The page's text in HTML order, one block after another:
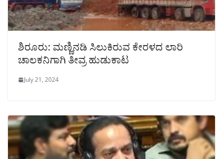
ಶಿರೂರು: ಮಣ್ಣಿನಡಿ ಸಿಲುಕಿರುವ ಕೇರಳದ ಲಾರಿ
ಚಾಲಕನಿಗಾಗಿ ತೀವ್ರ ಹುಡುಕಾಟ
July 21, 2024